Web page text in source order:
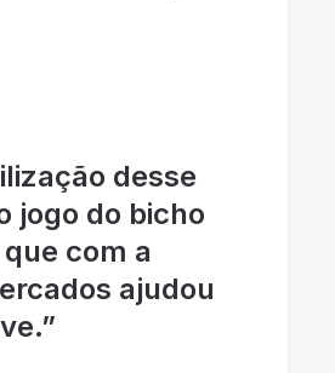
desse
jogo do bicho
com a
ajudou
”